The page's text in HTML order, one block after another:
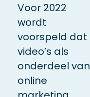
Voor 2022
wordt
voorspeld dat
video’s als
onderdeel van
online